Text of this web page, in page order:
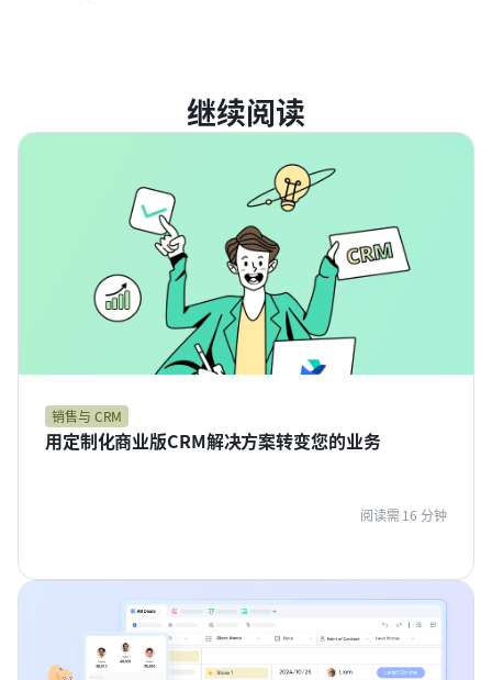
继续阅读
销售与 CRM
用定制化商业版CRM解决方案转变您的业务
阅读需 16 分钟